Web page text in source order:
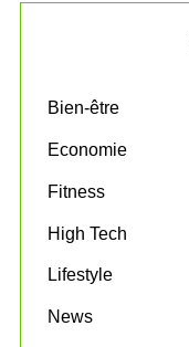
Bien-être
Economie
Fitness
High Tech
Lifestyle
News